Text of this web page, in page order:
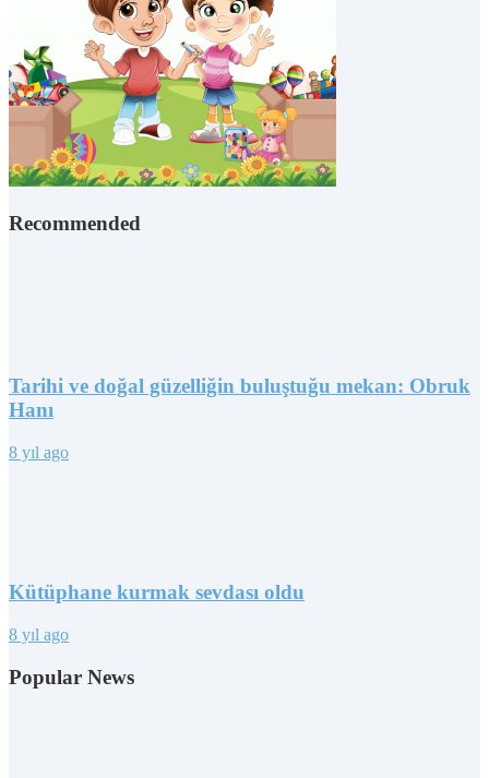
Recommended
Tarihi ve doğal güzelliğin buluştuğu mekan: Obruk
Hanı
8 yıl ago
Kütüphane kurmak sevdası oldu
8 yıl ago
Popular News